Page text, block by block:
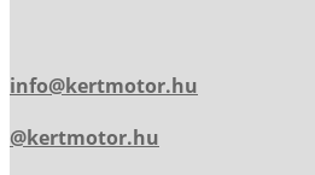
info@kertmotor.hu
@kertmotor.hu